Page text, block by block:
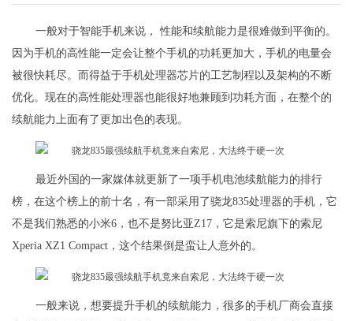
一般对于智能手机来说， 性能和续航能力是很难做到平衡的。
因为手机的高性能一定会让整个手机的功耗更加大，手机的电量会
被很快耗尽。而得益于手机处理器芯片的工艺制程以及架构的不断
优化。现在的高性能处理器也能很好地兼顾到功耗方面，在整个的
续航能力上面有了更加出色的表现。
最近外国的一家媒体就更新了一项手机电池续航能力的排行
榜，在这个榜上的前十名，有一部采用了骁龙835处理器的手机，它
不是我们熟悉的小米6，也不是努比亚Z17，它是索尼旗下的索尼
Xperia XZ1 Compact，这个结果倒是蛮让人意外的。
一般来说，想要提升手机的续航能力，很多的手机厂商会直接